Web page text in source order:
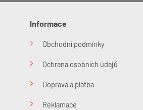
Informace
Obchodní podmínky
Ochrana osobních údajů
Doprava a platba
Reklamace